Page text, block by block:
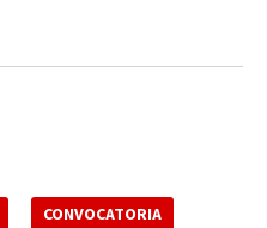
CONVOCATORIA